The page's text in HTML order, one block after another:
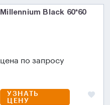
Millennium Black 60*60
цена по запросу
УЗНАТЬ
ЦЕНУ